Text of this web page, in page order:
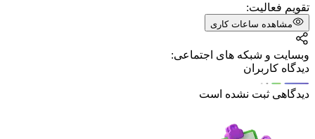
تقویم فعالیت:
مشاهده ساعات کاری
وبسایت و شبکه های اجتماعی:
دیدگاه کاربران
دیدگاهی ثبت نشده است